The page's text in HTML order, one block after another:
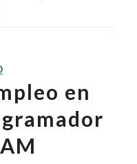
en